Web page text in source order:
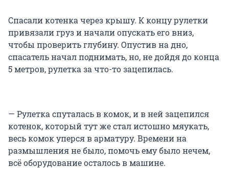
Спасали котенка через крышу. К концу рулетки
привязали груз и начали опускать его вниз,
чтобы проверить глубину. Опустив на дно,
спасатель начал поднимать, но, не дойдя до конца
5 метров, рулетка за что-то зацепилась.
— Рулетка спуталась в комок, и в ней зацепился
котенок, который тут же стал истошно мяукать,
весь комок уперся в арматуру. Времени на
размышления не было, помочь ему было нечем,
всё оборудование осталось в машине.